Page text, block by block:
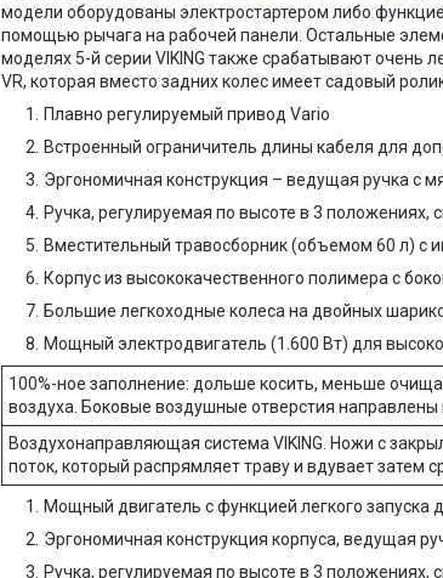
модели оборудованы электростартером либо
помощью рычага на рабочей панели. Остальные
моделях 5-й серии VIKING также срабатывают очень
VR, которая вместо задних колес имеет садовый
Плавно регулируемый привод Vario
Встроенный ограничитель длины кабеля для
Эргономичная конструкция – ведущая ручка с
Ручка, регулируемая по высоте в 3
Вместительный травосборник (объемом 60 л) с
Корпус из высококачественного полимера с
Большие легкоходные колеса на двойных
Мощный электродвигатель (1.600 Вт) для
100%-ное заполнение: дольше косить, меньше
воздуха. Боковые воздушные отверстия
Воздухонаправляющая система VIKING. Ножи с
поток, который распрямляет траву и вдувает затем
Мощный двигатель с функцией легкого запуска
Эргономичная конструкция корпуса, ведущая
Ручка, регулируемая по высоте в 3